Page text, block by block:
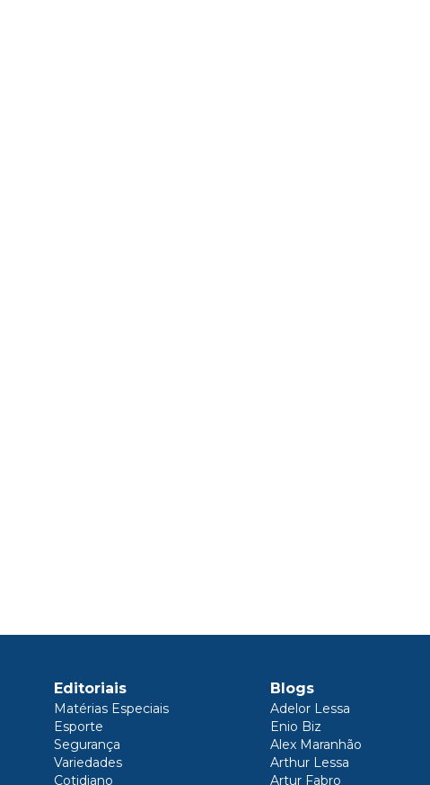
Editoriais
Matérias Especiais
Esporte
Segurança
Variedades
Cotidiano
Blogs
Adelor Lessa
Enio Biz
Alex Maranhão
Arthur Lessa
Artur Fabro